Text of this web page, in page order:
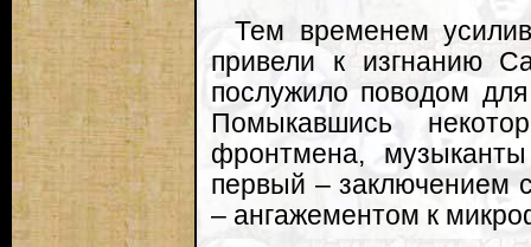
Тем временем
привели к изгнанию
послужило поводом
Помыкавшись
фронтмена,
первый – заключением
– ангажементом к